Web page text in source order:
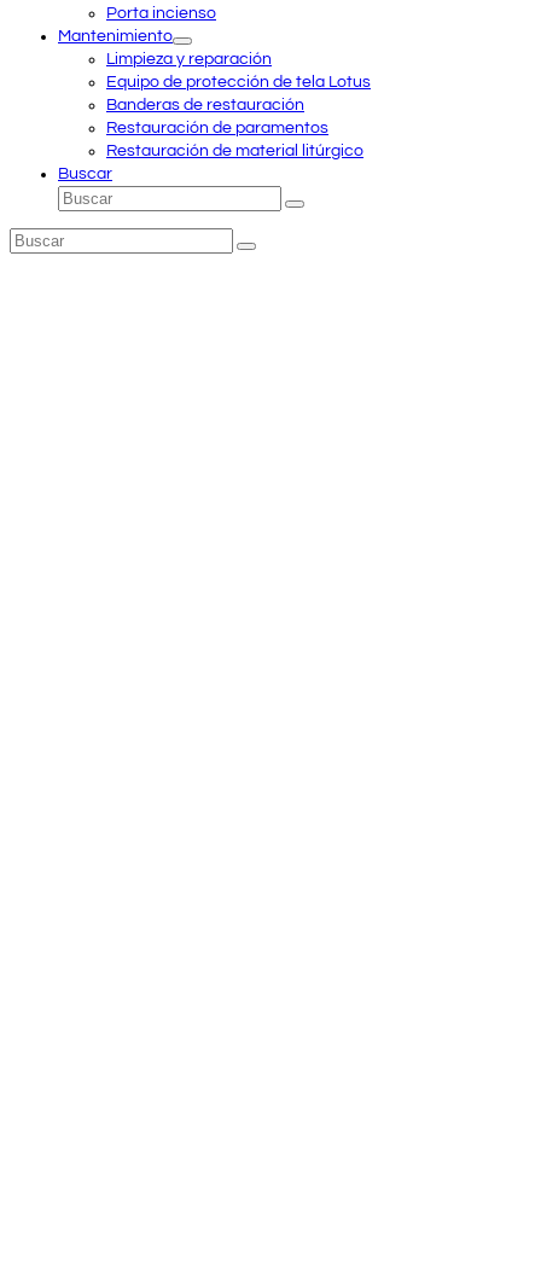
Porta incienso
Mantenimiento
Limpieza y reparación
Equipo de protección de tela Lotus
Banderas de restauración
Restauración de paramentos
Restauración de material litúrgico
Buscar
Buscar
Enviar
Buscar
Enviar